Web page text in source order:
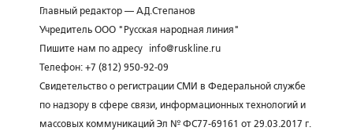
Главный редактор — А.Д.Степанов
Учредитель ООО "Русская народная линия"
Пишите нам по адресу
info@ruskline.ru
Телефон: +7 (812) 950-92-09
Свидетельство о регистрации СМИ в Федеральной службе
по надзору в сфере связи, информационных технологий и
массовых коммуникаций Эл № ФС77-69161 от 29.03.2017 г.